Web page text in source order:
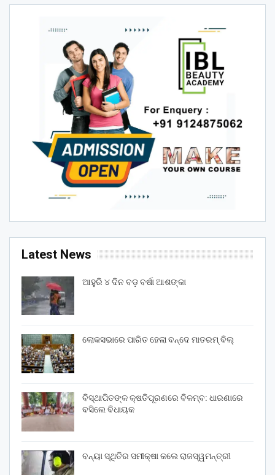
Latest News
ଆହୁରି ୪ ଦିନ ବଡ଼ ବର୍ଷା ଆଶଙ୍କା
ଲୋକସଭାରେ ପାରିତ ହେଲା ବନ୍ଦେ ମାତରମ୍‌ ବିଲ୍‌
ବିସ୍ଥାପିତଙ୍କ କ୍ଷତିପୂରଣରେ ବିଳମ୍ବ: ଧାରଣାରେ
ବସିଲେ ବିଧାୟକ
ବନ୍ୟା ସ୍ଥିତିର ସମୀକ୍ଷା କଲେ ରାଜସ୍ୱମନ୍ତ୍ରୀ